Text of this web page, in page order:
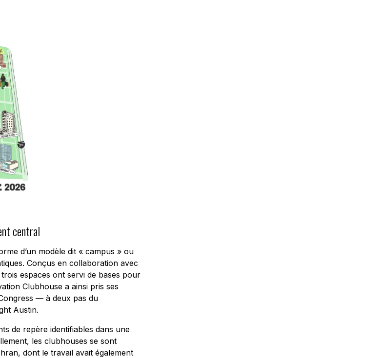
central
d’un modèle dit « campus » ou
Conçus en collaboration avec
trois espaces ont servi de bases pour
Clubhouse a ainsi pris ses
— à deux pas du
Austin.
de repère identifiables dans une
les clubhouses se sont
dont le travail avait également